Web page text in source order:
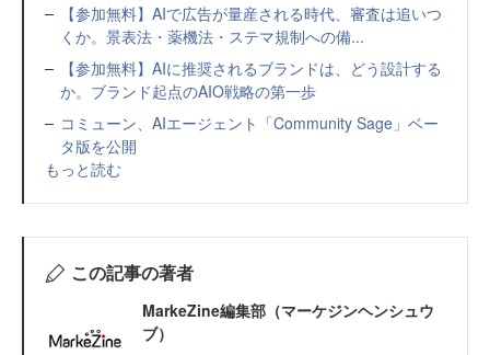
【参加無料】AIで広告が量産される時代、審査は追いつ
くか。景表法・薬機法・ステマ規制への備...
【参加無料】AIに推奨されるブランドは、どう設計する
か。ブランド起点のAIO戦略の第一歩
コミューン、AIエージェント「Community Sage」ベー
タ版を公開
もっと読む
この記事の著者
MarkeZine編集部（マーケジンヘンシュウ
ブ）